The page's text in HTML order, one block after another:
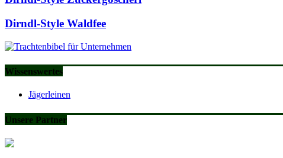
Dirndl-Style Waldfee
Wissenswertes
Jägerleinen
Unsere Partner